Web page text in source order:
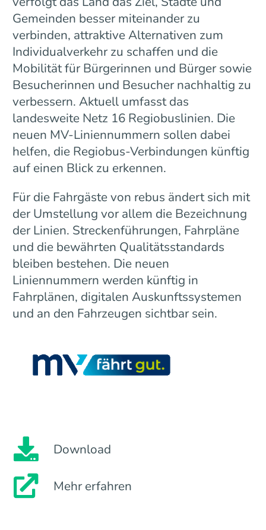
Gemeinden besser miteinander zu
verbinden, attraktive Alternativen zum
Individualverkehr zu schaffen und die
Mobilität für Bürgerinnen und Bürger sowie
Besucherinnen und Besucher nachhaltig zu
verbessern. Aktuell umfasst das
landesweite Netz 16 Regiobuslinien. Die
neuen MV-Liniennummern sollen dabei
helfen, die Regiobus-Verbindungen künftig
auf einen Blick zu erkennen.
Für die Fahrgäste von rebus ändert sich mit
der Umstellung vor allem die Bezeichnung
der Linien. Streckenführungen, Fahrpläne
und die bewährten Qualitätsstandards
bleiben bestehen. Die neuen
Liniennummern werden künftig in
Fahrplänen, digitalen Auskunftssystemen
und an den Fahrzeugen sichtbar sein.
Download
Mehr erfahren